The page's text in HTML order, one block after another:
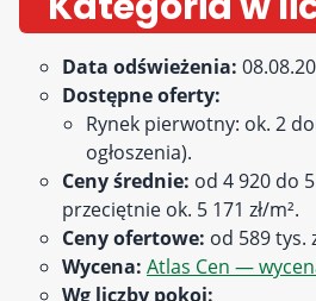
Data odświeżenia:
Dostępne oferty:
Rynek pierwotny: ok. 2
ogłoszenia).
Ceny średnie: od 4 920 do 5
przeciętnie ok. 5 171 zł/m².
Ceny ofertowe: od 589 tys.
Wycena: Atlas Cen —
Wg liczby pokoi: